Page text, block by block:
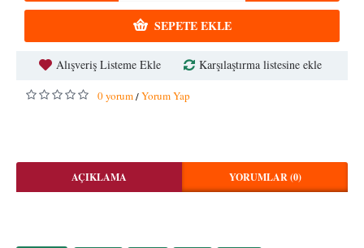
SEPETE EKLE
Alışveriş Listeme Ekle Karşılaştırma listesine ekle
0 yorum/Yorum Yap
AÇIKLAMA YORUMLAR (0)